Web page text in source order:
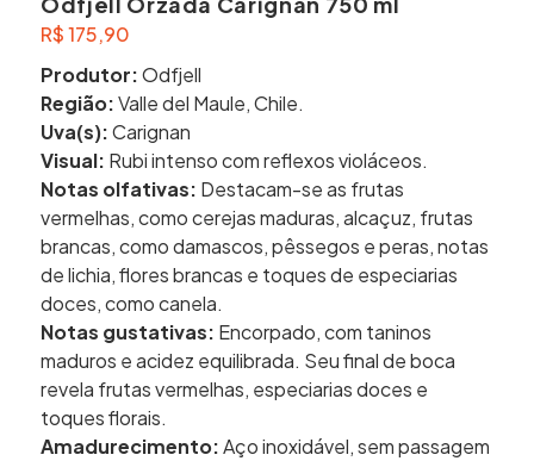
R$175,90
Produtor:Odfjell
Região:Valle del Maule, Chile.
Uva(s):Carignan
Visual: Rubi intenso com reflexos violáceos.
Notas olfativas: Destacam-se as frutas
vermelhas, como cerejas maduras, alcaçuz, frutas
brancas, como damascos, pêssegos e peras, notas
de lichia, flores brancas e toques de especiarias
doces, como canela.
Notas gustativas: Encorpado, com taninos
maduros e acidez equilibrada. Seu final de boca
revela frutas vermelhas, especiarias doces e
toques florais.
Amadurecimento:Aço inoxidável, sem passagem